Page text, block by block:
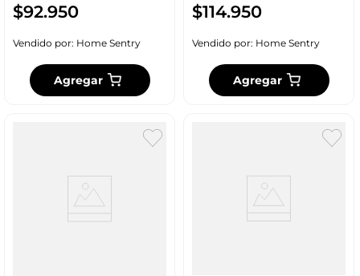
$92.950
Vendido por: Home Sentry
Agregar
$114.950
Vendido por: Home Sentry
Agregar